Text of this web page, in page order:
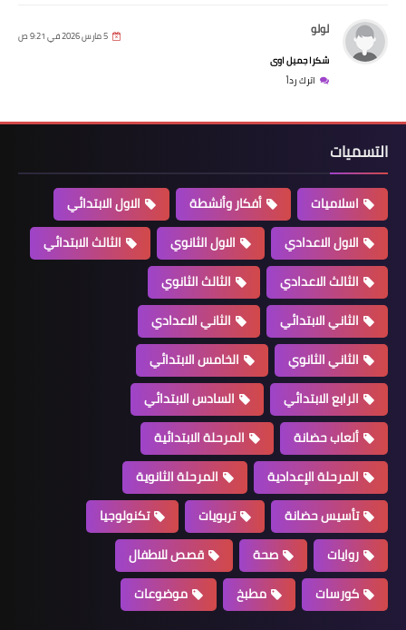
لولو 5 مارس 2026 في 9:21 ص
شكرا جميل اوى
اترك رداً
التسميات
اسلاميات أفكار وأنشطة
الاول الابتدائي
الاول الاعدادي
الاول الثانوي
الثالث الابتدائي
الثالث الاعدادي
الثالث الثانوي
الثاني الابتدائي
الثاني الاعدادي
الثاني الثانوي
الخامس الابتدائي
الرابع الابتدائي
السادس الابتدائي
ألعاب حضانة
المرحلة الابتدائية
المرحلة الإعدادية
المرحلة الثانوية
تأسيس حضانة
تربويات
تكنولوجيا
روايات
صحة
قصص للاطفال
كورسات
مطبخ موضوعات